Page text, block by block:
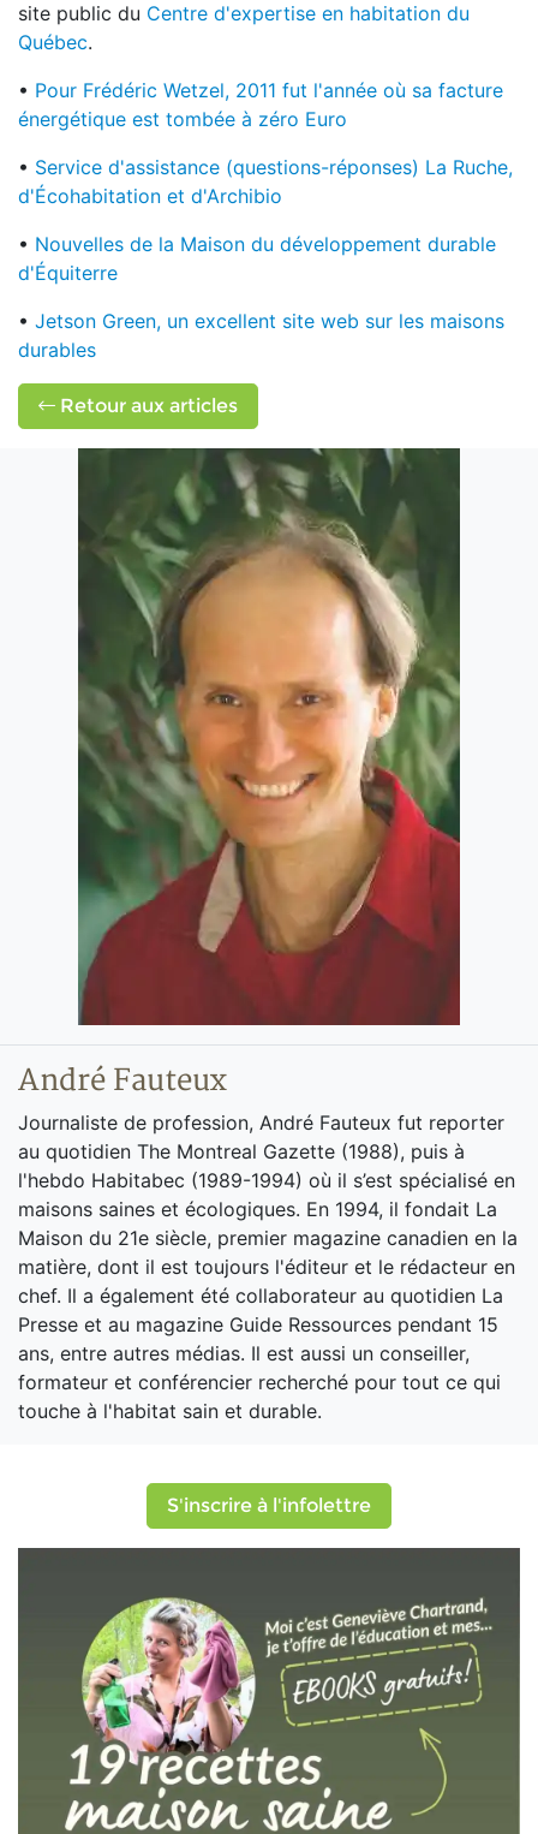
site public du Centre d'expertise en habitation du
Québec.
• Pour Frédéric Wetzel, 2011 fut l'année où sa facture
énergétique est tombée à zéro Euro
• Service d'assistance (questions-réponses) La Ruche,
d'Écohabitation et d'Archibio
• Nouvelles de la Maison du développement durable
d'Équiterre
• Jetson Green, un excellent site web sur les maisons
durables
Retour aux articles
André Fauteux
Journaliste de profession, André Fauteux fut reporter
au quotidien The Montreal Gazette (1988), puis à
l'hebdo Habitabec (1989-1994) où il s’est spécialisé en
maisons saines et écologiques. En 1994, il fondait La
Maison du 21e siècle, premier magazine canadien en la
matière, dont il est toujours l'éditeur et le rédacteur en
chef. Il a également été collaborateur au quotidien La
Presse et au magazine Guide Ressources pendant 15
ans, entre autres médias. Il est aussi un conseiller,
formateur et conférencier recherché pour tout ce qui
touche à l'habitat sain et durable.
S'inscrire à l'infolettre